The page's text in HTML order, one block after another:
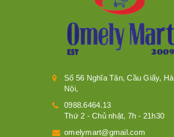
Số 56 Nghĩa Tân, Cầu Giấy, Hà
Nội,
0988.6464.13
Thứ 2 - Chủ nhật, 7h - 21h30
omelymart@gmail.com